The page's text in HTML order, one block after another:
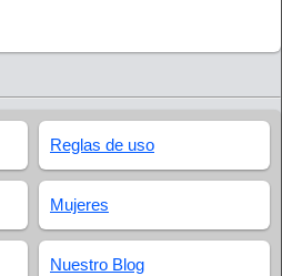
Reglas de uso
Mujeres
Nuestro Blog